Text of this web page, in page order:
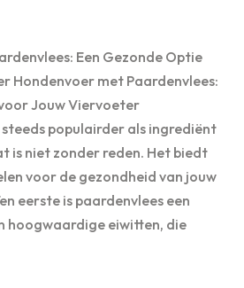
Een Gezonde Optie
Hondenvoer met Paardenvlees:
Jouw Viervoeter
populairder als ingrediënt
is niet zonder reden. Het biedt
voor de gezondheid van jouw
eerste is paardenvlees een
hoogwaardige eiwitten, die